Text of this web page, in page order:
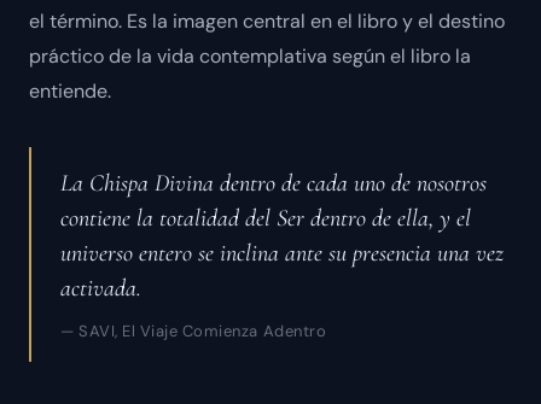
el término. Es la imagen central en el libro y el destino
práctico de la vida contemplativa según el libro la
entiende.
La Chispa Divina dentro de cada uno de nosotros
contiene la totalidad del Ser dentro de ella, y el
universo entero se inclina ante su presencia una vez
activada.
— SAVI, El Viaje Comienza Adentro